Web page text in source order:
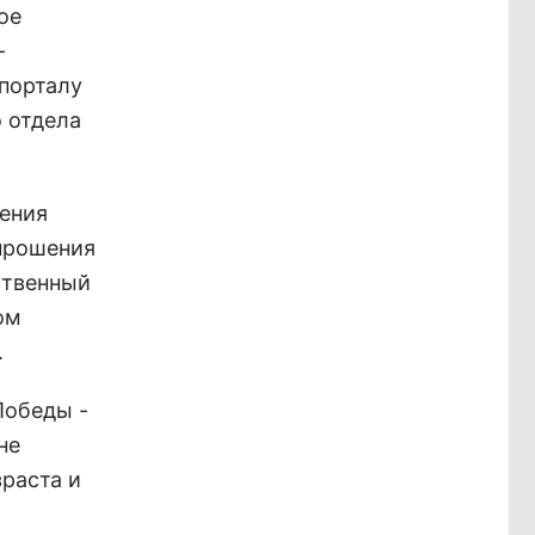
-
и